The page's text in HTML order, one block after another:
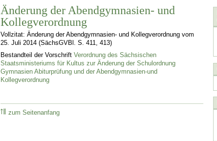
Änderung der Abendgymnasien- und
Kollegverordnung
Vollzitat: Änderung der Abendgymnasien- und Kollegverordnung vom
25. Juli 2014 (SächsGVBl. S. 411, 413)
Bestandteil der VorschriftVerordnung des Sächsischen
Staatsministeriums für Kultus zur Änderung der Schulordnung
Gymnasien Abiturprüfung und der Abendgymnasien-und
Kollegverordnung
zum Seitenanfang